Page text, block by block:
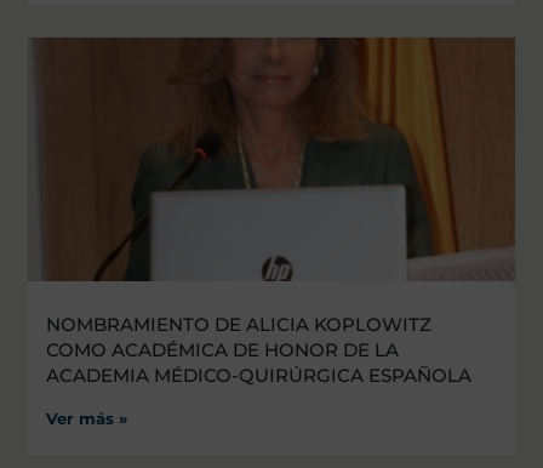
NOMBRAMIENTO DE ALICIA KOPLOWITZ
COMO ACADÉMICA DE HONOR DE LA
ACADEMIA MÉDICO-QUIRÚRGICA ESPAÑOLA
Ver más »